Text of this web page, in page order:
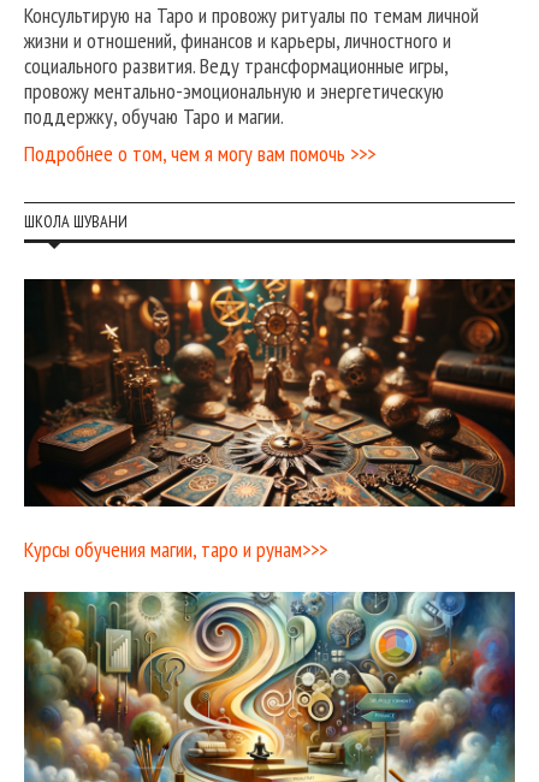
Консультирую на Таро и провожу ритуалы по темам личной
жизни и отношений, финансов и карьеры, личностного и
социального развития. Веду трансформационные игры,
провожу ментально-эмоциональную и энергетическую
поддержку, обучаю Таро и магии.
Подробнее о том, чем я могу вам помочь >>>
ШКОЛА ШУВАНИ
Курсы обучения магии, таро и рунам>>>